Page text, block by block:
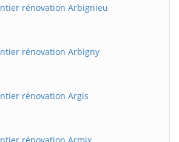
rénovation Arbignieu
rénovation Arbigny
rénovation Argis